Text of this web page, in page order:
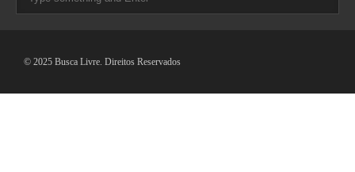
© 2025 Busca Livre. Direitos Reservados